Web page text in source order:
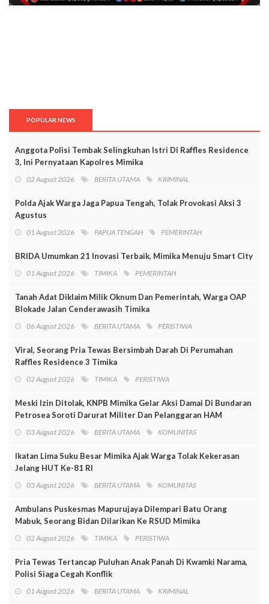
POPULAR NEWS
Anggota Polisi Tembak Selingkuhan Istri Di Raffles Residence
3, Ini Pernyataan Kapolres Mimika
02 August 2026 BERITA UTAMA KRIMINAL
Polda Ajak Warga Jaga Papua Tengah, Tolak Provokasi Aksi 3
Agustus
01 August 2026 PAPUA TENGAH PEMERINTAH
BRIDA Umumkan 21 Inovasi Terbaik, Mimika Menuju Smart City
01 August 2026 TIMIKA PEMERINTAH
Tanah Adat Diklaim Milik Oknum Dan Pemerintah, Warga OAP
Blokade Jalan Cenderawasih Timika
06 August 2026 BERITA UTAMA PERISTIWA
Viral, Seorang Pria Tewas Bersimbah Darah Di Perumahan
Raffles Residence 3 Timika
02 August 2026 TIMIKA PERISTIWA
Meski Izin Ditolak, KNPB Mimika Gelar Aksi Damai Di Bundaran
Petrosea Soroti Darurat Militer Dan Pelanggaran HAM
03 August 2026 BERITA UTAMA KOMUNITAS
Ikatan Lima Suku Besar Mimika Ajak Warga Tolak Kekerasan
Jelang HUT Ke-81 RI
03 August 2026 BERITA UTAMA KOMUNITAS
Ambulans Puskesmas Mapurujaya Dilempari Batu Orang
Mabuk, Seorang Bidan Dilarikan Ke RSUD Mimika
02 August 2026 TIMIKA PERISTIWA
Pria Tewas Tertancap Puluhan Anak Panah Di Kwamki Narama,
Polisi Siaga Cegah Konflik
01 August 2026 BERITA UTAMA KRIMINAL